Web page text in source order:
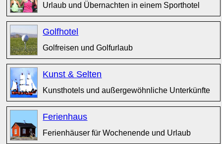
Urlaub und Übernachten in einem Sporthotel
Golfhotel
Golfreisen und Golfurlaub
Kunst & Selten
Kunsthotels und außergewöhnliche Unterkünfte
Ferienhaus
Ferienhäuser für Wochenende und Urlaub